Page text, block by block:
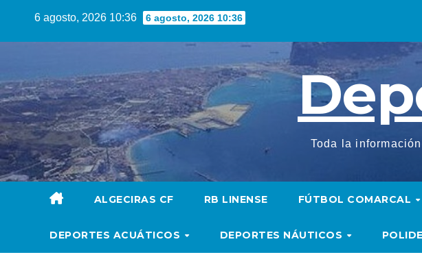
6 agosto, 2026 10:36 6 agosto, 2026 10:36
Toda la
ALGECIRAS CF RB LINENSE FÚTBOL COMARCAL
DEPORTES ACUÁTICOS DEPORTES NÁUTICOS